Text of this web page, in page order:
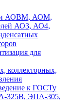
АОВМ, АОМ,
АО3, АО4,
для
коллекторных,
к ГОСТу
325В, ЭПА-305,